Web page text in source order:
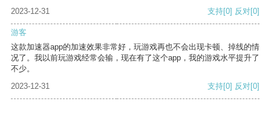
2023-12-31 支持[0] 反对[0]
游客
这款加速器app的加速效果非常好，玩游戏再也不会出现卡顿、掉线的情
况了。我以前玩游戏经常会输，现在有了这个app，我的游戏水平提升了
不少。
2023-12-31
支持[0] 反对[0]